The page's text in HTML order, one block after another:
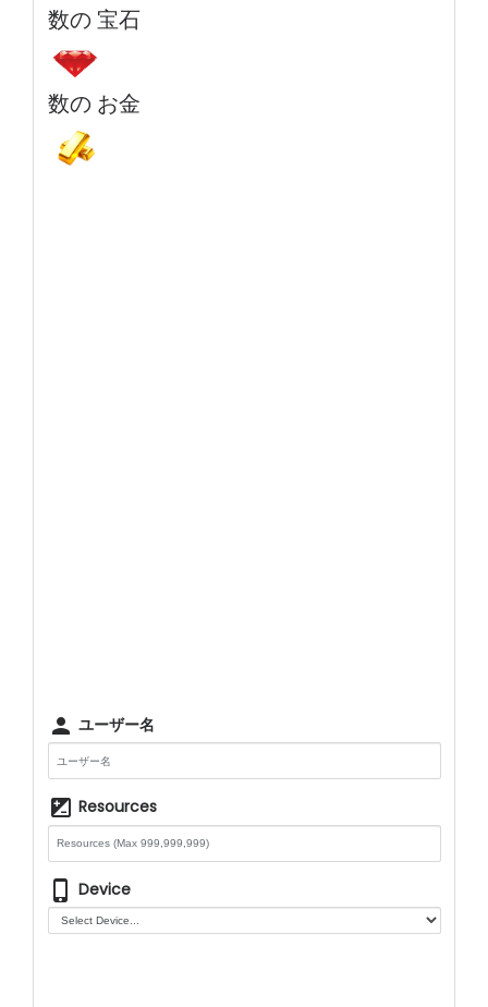
数の 宝石
数の お金
person ユーザー名
iso Resources
phone_iphone Device